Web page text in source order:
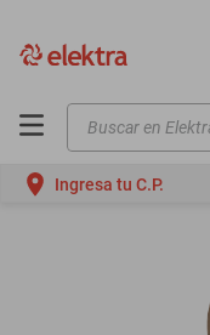
Buscar en
Ingresa tu C.P.
motos